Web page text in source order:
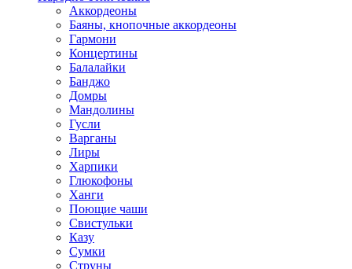
Аккордеоны
Баяны, кнопочные аккордеоны
Гармони
Концертины
Балалайки
Банджо
Домры
Мандолины
Гусли
Варганы
Лиры
Харпики
Глюкофоны
Ханги
Поющие чаши
Свистульки
Казу
Сумки
Струны